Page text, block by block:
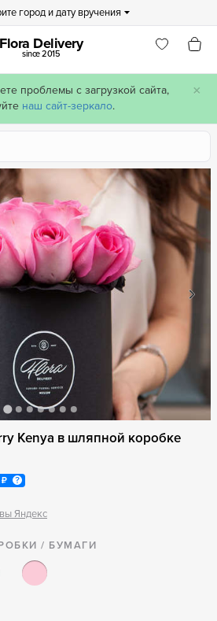
×
проблемы с загрузкой сайта,
наш сайт-зеркало.
город и дату вручения
Flora Delivery
since 2015
Kenya в шляпной коробке
₽
Яндекс
/ БУМАГИ